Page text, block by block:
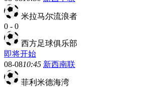
米拉马尔流浪者
0 - 0
西方足球俱乐部
即将开始
08-0810:45 新西南联
菲利米德海湾